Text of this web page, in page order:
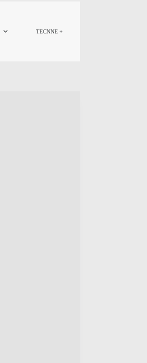
TECNNE +